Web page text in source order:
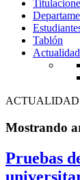
Tablón
Actualidad
ACTUALIDAD
Mostrando
Pruebas